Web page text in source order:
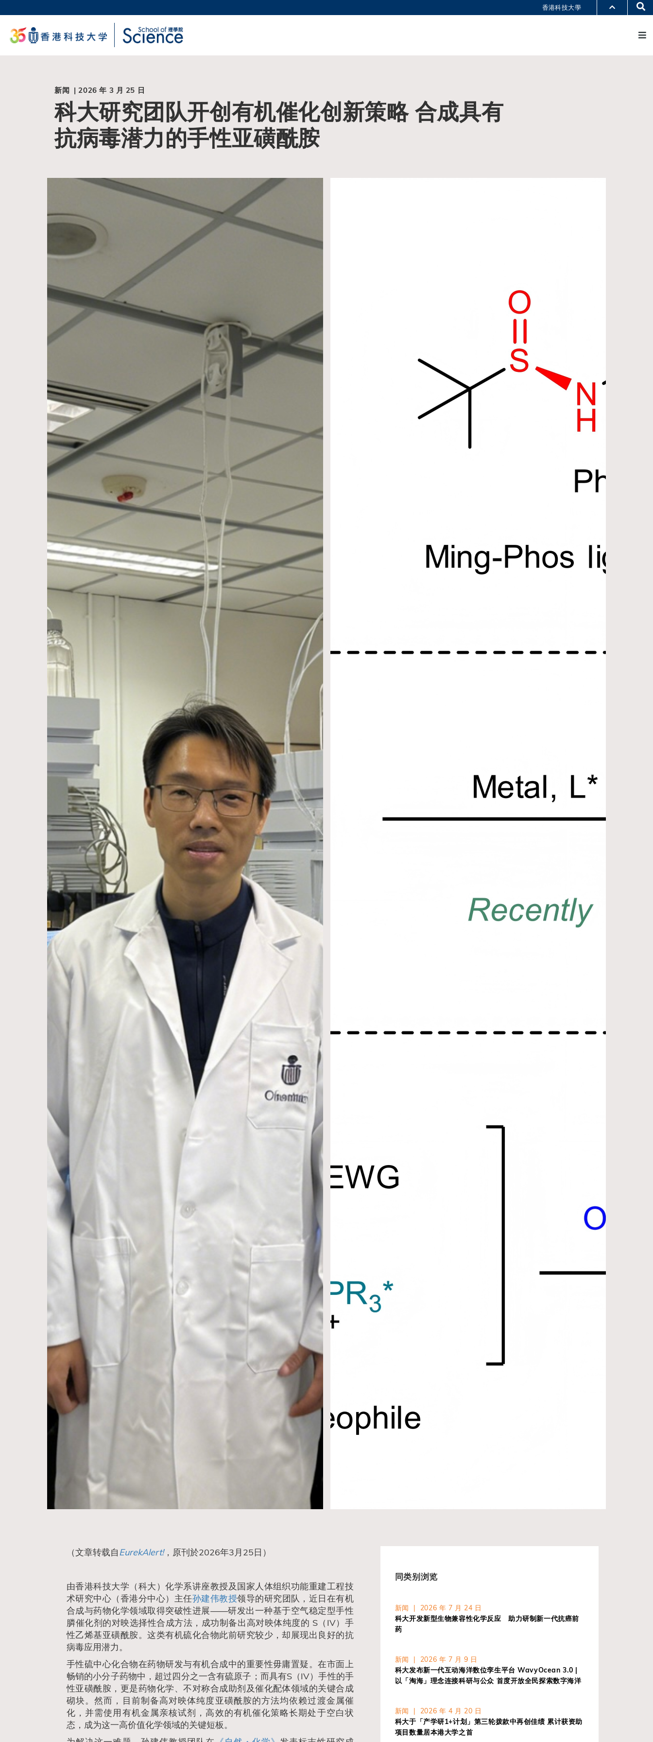
转
内
教授简录
认识科大
香港科技大學
新闻 | 2026 年 3 月 25 日
科大研究团队开创有机催化创新策略 合成具有
抗病毒潜力的手性亚磺酰胺
（文章转载自EurekAlert!，原刊於2026年3月25日）
由香港科技大学（科大）化学系讲座教授及国家人体组织功能重建工程技
术研究中心（香港分中心）主任孙建伟教授领导的研究团队，近日在有机
合成与药物化学领域取得突破性进展——研发出一种基于空气稳定型手性
膦催化剂的对映选择性合成方法，成功制备出高对映体纯度的 S（IV）手
性乙烯基亚磺酰胺。这类有机硫化合物此前研究较少，却展现出良好的抗
病毒应用潜力。
手性硫中心化合物在药物研发与有机合成中的重要性毋庸置疑。在市面上
畅销的小分子药物中，超过四分之一含有硫原子；而具有S（IV）手性的手
性亚磺酰胺，更是药物化学、不对称合成助剂及催化配体领域的关键合成
砌块。然而，目前制备高对映体纯度亚磺酰胺的方法均依赖过渡金属催
化，并需使用有机金属亲核试剂，高效的有机催化策略长期处于空白状
态，成为这一高价值化学领域的关键短板。
同类别浏览
新闻 | 2026 年 7 月 24 日
科大开发新型生物兼容性化学反应 助力研制新一代抗癌前
药
新闻 | 2026 年 7 月 9 日
科大发布新一代互动海洋数位孪生平台 WavyOcean 3.0 |
以「淘海」理念连接科研与公众 首度开放全民探索数字海洋
新闻 | 2026 年 4 月 20 日
科大于「产学研1+计划」第三轮拨款中再创佳绩 累计获资助
项目数量居本港大学之首